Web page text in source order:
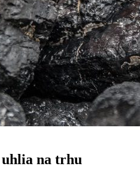
uhlia na trhu